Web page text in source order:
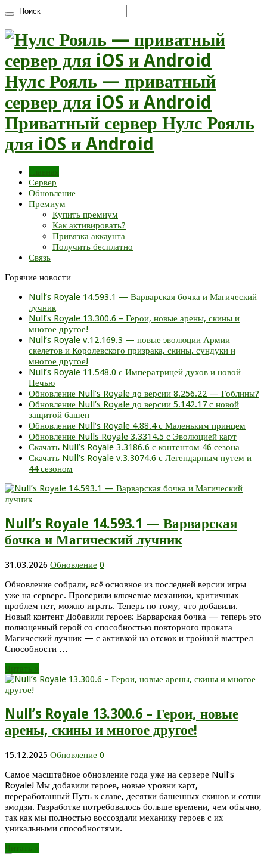
Нулс Рояль — приватный
сервер для iOS и Android
Приватный сервер Нулс Рояль
для iOS и Android
Главная
Сервер
Обновление
Премиум
Купить премиум
Как активировать?
Привязка аккаунта
Получить бесплатно
Связь
Горячие новости
Null’s Royale 14.593.1 — Варварская бочка и Магический
лучник
Null’s Royale 13.300.6 – Герои, новые арены, скины и
многое другое!
Null’s Royale v.12.169.3 — новые эволюции Армии
скелетов и Королевского призрака, скины, сундуки и
многое другое!
Null’s Royale 11.548.0 с Императрицей духов и новой
Печью
Обновление Null’s Royale до версии 8.256.22 — Гоблины?
Обновление Null’s Royale до версии 5.142.17 с новой
защитой башен
Обновление Null’s Royale 4.88.4 с Маленьким принцем
Обновление Nulls Royale 3.3314.5 с Эволюцией карт
Скачать Null’s Royale 3.3186.6 с контентом 46 сезона
Скачать Null’s Royale v.3.3074.6 с Легендарным путем и
44 сезоном
Null’s Royale 14.593.1 — Варварская
бочка и Магический лучник
31.03.2026 Обновление 0
Обновление собрали, всё основное из последней версии игры
уже на сервере. Проверили ключевые механики, критичных
проблем нет, можно играть. Теперь по тому, что добавили.
Новый контент Добавили героев: Варварская бочка — теперь это
полноценный герой со способностью повторного проката
Магический лучник — с активкой на отскок и тройной выстрел
Способности …
Читать »
Null’s Royale 13.300.6 – Герои, новые
арены, скины и многое другое!
15.12.2025 Обновление 0
Самое масштабное обновление года уже на сервере Null’s
Royale! Мы добавили героев, новые уровни карт,
переработанный Путь к славе, десятки башенных скинов и сотни
эмодзи. Разработке потребовалось больше времени, чем обычно,
так как мы полностью воссоздали механику героев с их
уникальными способностями.
Читать »